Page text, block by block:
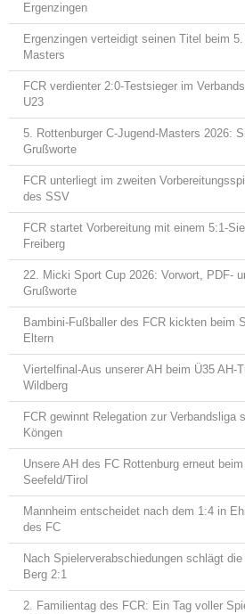
Ergenzingen
Ergenzingen verteidigt seinen Titel beim
Masters
FCR verdienter 2:0-Testsieger im
U23
5. Rottenburger C-Jugend-Masters 2026:
Grußworte
FCR unterliegt im zweiten
des SSV
FCR startet Vorbereitung mit einem 5:1-
Freiberg
22. Micki Sport Cup 2026: Vorwort, PDF-
Grußworte
Bambini-Fußballer des FCR kickten beim
Eltern
Viertelfinal-Aus unserer AH beim Ü35 AH-
Wildberg
FCR gewinnt Relegation zur Verbandsliga
Köngen
Unsere AH des FC Rottenburg erneut
Seefeld/Tirol
Mannheim entscheidet nach dem 1:4 in
des FC
Nach Spielerverabschiedungen schlägt
Berg 2:1
2. Familientag des FCR: Ein Tag voller